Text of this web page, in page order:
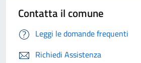
Contatta il comune
Leggi le domande frequenti
Richiedi Assistenza